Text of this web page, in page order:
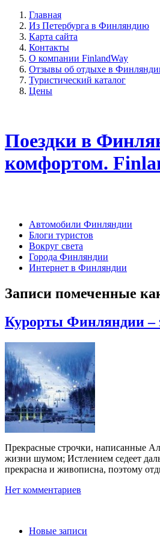
Главная
Из Петербурга в Финляндию
Карта сайта
Контакты
О компании FinlandWay
Отзывы об отдыхе в
Туристический каталог
Цены
Поездки в
комфортом.
Автомобили Финляндии
Блоги туристов
Вокруг света
Города Финляндии
Интернет в Финляндии
Записи помеченные
Курорты Финляндии –
Прекрасные строчки, написанные
жизни шумом; Истлением седеет
прекрасна и живописна, поэтому
Нет комментариев
Новые записи